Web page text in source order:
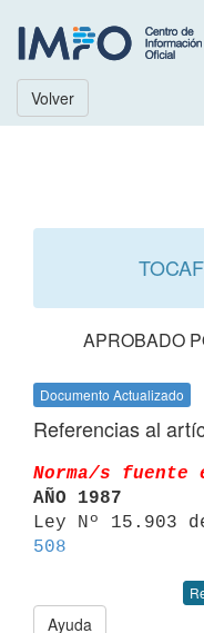
Volver
APROBADO
Documento Actualizado
Referencias al
Norma/s fuente
AÑO 1987
508
Ayuda